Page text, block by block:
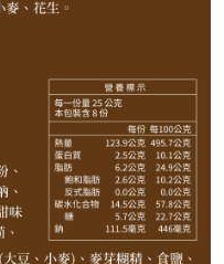
售完
− +